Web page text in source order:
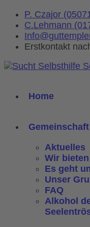
P. Czajor
C.Lehmann
Erstkontakt
Home
Gemeinschaft
Aktuelles
Wir
Es geht
Unser
FAQ
Alkohol